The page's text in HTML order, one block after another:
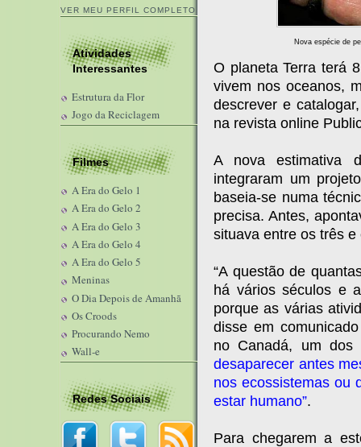
VER MEU PERFIL COMPLETO
Atividades
Interessantes
Estrutura da Flor
Jogo da Reciclagem
Filmes
A Era do Gelo 1
A Era do Gelo 2
A Era do Gelo 3
A Era do Gelo 4
A Era do Gelo 5
Meninas
O Dia Depois de Amanhã
Os Croods
Procurando Nemo
Wall-e
Redes Sociais
Nova espécie de
O planeta Terra terá
vivem nos oceanos,
descrever e
na revista online
A nova estimativa
integraram um
baseia-se numa
precisa. Antes,
situava entre os três
“A questão de
há vários séculos e
porque as várias
disse em
no Canadá, um
desaparecer antes
nos ecossistemas ou
estar humano”.
Para chegarem a